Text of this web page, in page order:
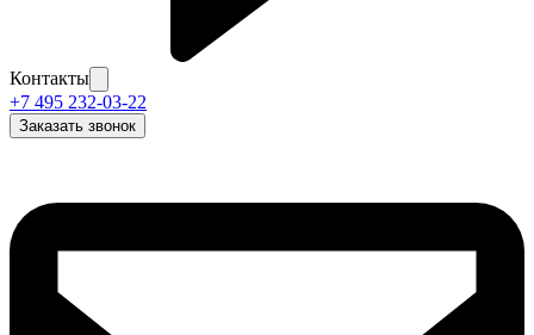
Контакты
+7 495 232-03-22
Заказать звонок